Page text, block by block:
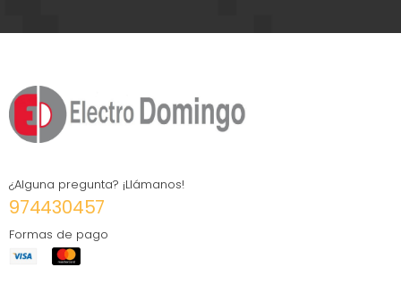
¿Alguna pregunta? ¡Llámanos!
974430457
Formas de pago